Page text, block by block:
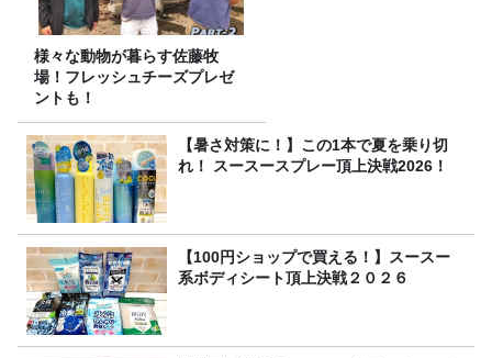
様々な動物が暮らす佐藤牧
場！フレッシュチーズプレゼ
ントも！
【暑さ対策に！】この1本で夏を乗り切
れ！ スースースプレー頂上決戦2026！
【100円ショップで買える！】スースー
系ボディシート頂上決戦２０２６